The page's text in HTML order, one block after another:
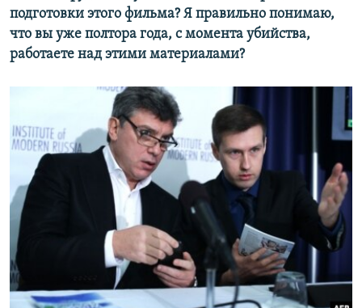
подготовки этого фильма? Я правильно понимаю,
что вы уже полтора года, с момента убийства,
работаете над этими материалами?